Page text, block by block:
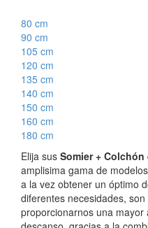
80 cm
90 cm
105 cm
120 cm
135 cm
140 cm
150 cm
160 cm
180 cm
Elija sus Somier + Colchón
amplisima gama de
a la vez obtener un óptimo
diferentes necesidades,
proporcionarnos una